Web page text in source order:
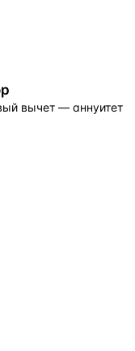
вычет — аннуитет